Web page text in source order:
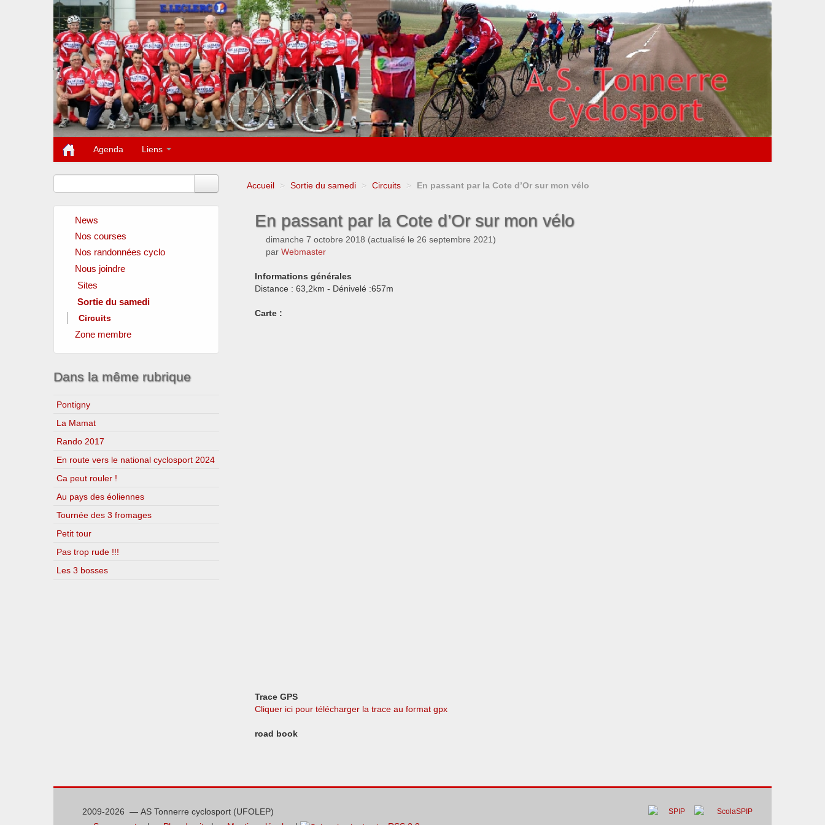
Agenda Liens
Accueil > Sortie du samedi > Circuits > En passant par la Cote d’Or sur mon vélo
En passant par la Cote d’Or sur mon vélo
dimanche 7 octobre 2018 (actualisé le 26 septembre 2021)
par Webmaster
Informations générales
Distance : 63,2km - Dénivelé :657m
Carte :
Trace GPS
Cliquer ici pour télécharger la trace au format gpx
road book
News
Nos courses
Nos randonnées cyclo
Nous joindre
Sites
Clubs amis
Fédérations officielles
Sponsors
Sortie du samedi
Circuits
Zone membre
Dans la même rubrique
Pontigny
La Mamat
Rando 2017
En route vers le national cyclosport 2024
Ca peut rouler !
Au pays des éoliennes
Tournée des 3 fromages
Petit tour
Pas trop rude !!!
Les 3 bosses
2009-2026 — AS Tonnerre cyclosport (UFOLEP)